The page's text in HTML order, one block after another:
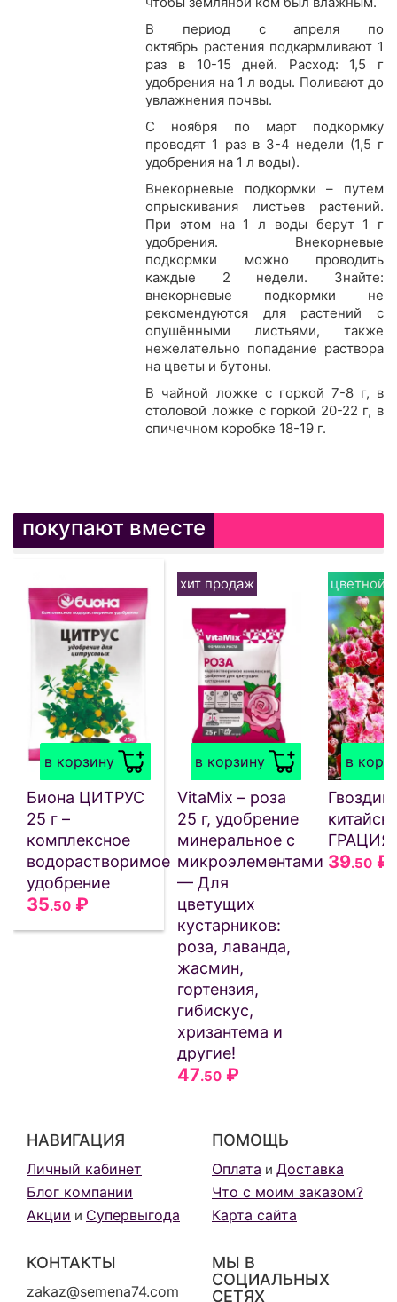
В период с апреля по
октябрь растения подкармливают 1
раз в 10-15 дней. Расход: 1,5 г
удобрения на 1 л воды. Поливают до
увлажнения почвы.
С ноября по март подкормку
проводят 1 раз в 3-4 недели (1,5 г
удобрения на 1 л воды).
Внекорневые подкормки – путем
опрыскивания листьев растений.
При этом на 1 л воды берут 1 г
удобрения. Внекорневые
подкормки можно проводить
каждые 2 недели. Знайте:
внекорневые подкормки не
рекомендуются для растений с
опушёнными листьями, также
нежелательно попадание раствора
на цветы и бутоны.
В чайной ложке с горкой 7-8 г, в
столовой ложке с горкой 20-22 г, в
спичечном коробке 18-19 г.
покупают вместе
в корзину
Биона ЦИТРУС
25 г –
комплексное
водорастворимое
удобрение
35.50 ₽
в корзину
хит продаж
VitaMix – роза
25 г, удобрение
минеральное с
микроэлементами
— Для
цветущих
кустарников:
роза, лаванда,
жасмин,
гортензия,
гибискус,
хризантема и
другие!
47.50 ₽
в
цветной
ГРАЦИЯ
39.50 ₽
НАВИГАЦИЯ
Личный кабинет
Блог компании
Акции и Супервыгода
ПОМОЩЬ
Оплата и Доставка
Что с моим заказом?
Карта сайта
КОНТАКТЫ
zakaz@semena74.com
МЫ В
СОЦИАЛЬНЫХ
СЕТЯХ